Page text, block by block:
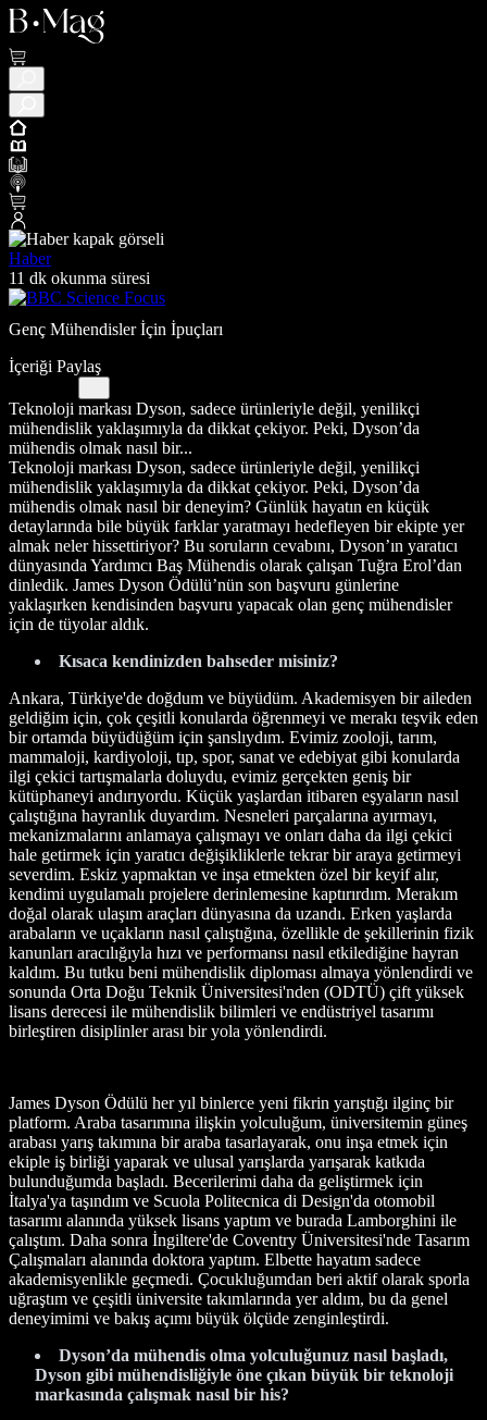
Haber
11 dk okunma süresi
Genç Mühendisler İçin İpuçları
İçeriği Paylaş
Teknoloji markası Dyson, sadece ürünleriyle değil, yenilikçi
mühendislik yaklaşımıyla da dikkat çekiyor. Peki, Dyson’da
mühendis olmak nasıl bir...
Teknoloji markası Dyson, sadece ürünleriyle değil, yenilikçi
mühendislik yaklaşımıyla da dikkat çekiyor. Peki, Dyson’da
mühendis olmak nasıl bir deneyim? Günlük hayatın en küçük
detaylarında bile büyük farklar yaratmayı hedefleyen bir ekipte yer
almak neler hissettiriyor? Bu soruların cevabını, Dyson’ın yaratıcı
dünyasında Yardımcı Baş Mühendis olarak çalışan Tuğra Erol’dan
dinledik. James Dyson Ödülü’nün son başvuru günlerine
yaklaşırken kendisinden başvuru yapacak olan genç mühendisler
için de tüyolar aldık.
Kısaca kendinizden bahseder misiniz?
Ankara, Türkiye'de doğdum ve büyüdüm. Akademisyen bir aileden
geldiğim için, çok çeşitli konularda öğrenmeyi ve merakı teşvik eden
bir ortamda büyüdüğüm için şanslıydım. Evimiz zooloji, tarım,
mammaloji, kardiyoloji, tıp, spor, sanat ve edebiyat gibi konularda
ilgi çekici tartışmalarla doluydu, evimiz gerçekten geniş bir
kütüphaneyi andırıyordu. Küçük yaşlardan itibaren eşyaların nasıl
çalıştığına hayranlık duyardım. Nesneleri parçalarına ayırmayı,
mekanizmalarını anlamaya çalışmayı ve onları daha da ilgi çekici
hale getirmek için yaratıcı değişikliklerle tekrar bir araya getirmeyi
severdim. Eskiz yapmaktan ve inşa etmekten özel bir keyif alır,
kendimi uygulamalı projelere derinlemesine kaptırırdım. Merakım
doğal olarak ulaşım araçları dünyasına da uzandı. Erken yaşlarda
arabaların ve uçakların nasıl çalıştığına, özellikle de şekillerinin fizik
kanunları aracılığıyla hızı ve performansı nasıl etkilediğine hayran
kaldım. Bu tutku beni mühendislik diploması almaya yönlendirdi ve
sonunda Orta Doğu Teknik Üniversitesi'nden (ODTÜ) çift yüksek
lisans derecesi ile mühendislik bilimleri ve endüstriyel tasarımı
birleştiren disiplinler arası bir yola yönlendirdi.
James Dyson Ödülü her yıl binlerce yeni fikrin yarıştığı ilginç bir
platform. Araba tasarımına ilişkin yolculuğum, üniversitemin güneş
arabası yarış takımına bir araba tasarlayarak, onu inşa etmek için
ekiple iş birliği yaparak ve ulusal yarışlarda yarışarak katkıda
bulunduğumda başladı. Becerilerimi daha da geliştirmek için
İtalya'ya taşındım ve Scuola Politecnica di Design'da otomobil
tasarımı alanında yüksek lisans yaptım ve burada Lamborghini ile
çalıştım. Daha sonra İngiltere'de Coventry Üniversitesi'nde Tasarım
Çalışmaları alanında doktora yaptım. Elbette hayatım sadece
akademisyenlikle geçmedi. Çocukluğumdan beri aktif olarak sporla
uğraştım ve çeşitli üniversite takımlarında yer aldım, bu da genel
deneyimimi ve bakış açımı büyük ölçüde zenginleştirdi.
Dyson’da mühendis olma yolculuğunuz nasıl başladı,
Dyson gibi mühendisliğiyle öne çıkan büyük bir teknoloji
markasında çalışmak nasıl bir his?